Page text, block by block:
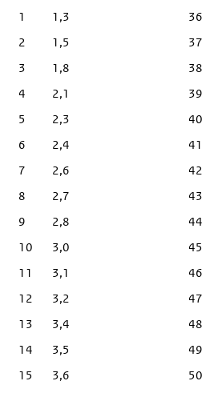
1
1,3
2
1,5
3
1,8
4
2,1
5
2,3
6
2,4
7
2,6
8
2,7
9
2,8
10
3,0
11
3,1
12
3,2
13
3,4
14
3,5
15
3,6
36
37
38
39
40
41
42
43
44
45
46
47
48
49
50